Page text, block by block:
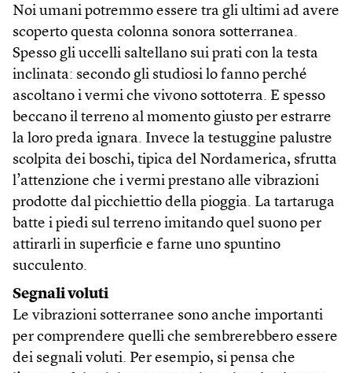
Noi umani potremmo essere tra gli ultimi ad avere
scoperto questa colonna sonora sotterranea.
Spesso gli uccelli saltellano sui prati con la testa
inclinata: secondo gli studiosi lo fanno perché
ascoltano i vermi che vivono sottoterra. E spesso
beccano il terreno al momento giusto per estrarre
la loro preda ignara. Invece la testuggine palustre
scolpita dei boschi, tipica del Nordamerica, sfrutta
l’attenzione che i vermi prestano alle vibrazioni
prodotte dal picchiettio della pioggia. La tartaruga
batte i piedi sul terreno imitando quel suono per
attirarli in superficie e farne uno spuntino
succulento.
Segnali voluti
Le vibrazioni sotterranee sono anche importanti
per comprendere quelli che sembrerebbero essere
dei segnali voluti. Per esempio, si pensa che